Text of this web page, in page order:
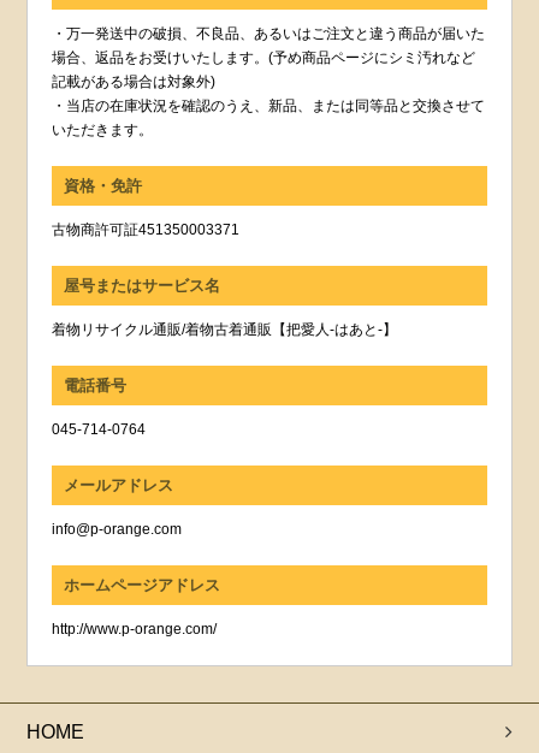
・万一発送中の破損、不良品、あるいはご注文と違う商品が届いた
場合、返品をお受けいたします。(予め商品ページにシミ汚れなど
記載がある場合は対象外)
・当店の在庫状況を確認のうえ、新品、または同等品と交換させて
いただきます。
資格・免許
古物商許可証451350003371
屋号またはサービス名
着物リサイクル通販/着物古着通販【把愛人-はあと-】
電話番号
045-714-0764
メールアドレス
info@p-orange.com
ホームページアドレス
http://www.p-orange.com/
HOME